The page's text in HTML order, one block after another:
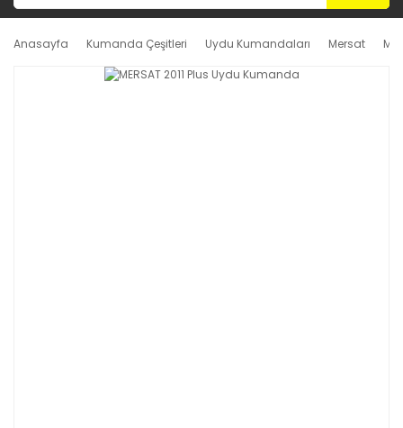
Anasayfa Kumanda Çeşitleri Uydu Kumandaları Mersat